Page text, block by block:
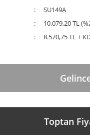
SU149A
10.079,20 TL
8.570,75 TL +
Toptan